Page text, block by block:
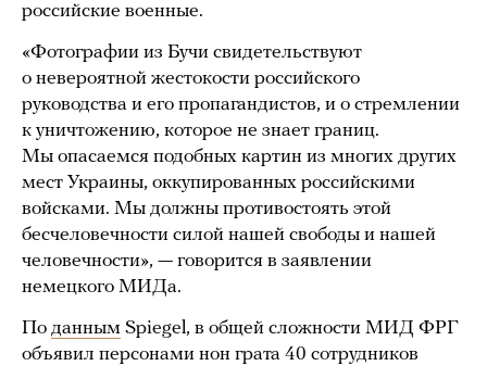
российские военные.
«Фотографии из Бучи свидетельствуют
о невероятной жестокости российского
руководства и его пропагандистов, и о стремлении
к уничтожению, которое не знает границ.
Мы опасаемся подобных картин из многих других
мест Украины, оккупированных российскими
войсками. Мы должны противостоять этой
бесчеловечности силой нашей свободы и нашей
человечности», — говорится в заявлении
немецкого МИДа.
По данным Spiegel, в общей сложности МИД ФРГ
объявил персонами нон грата 40 сотрудников